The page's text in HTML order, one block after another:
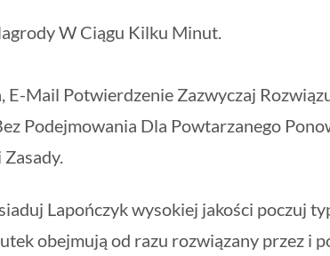
W Ciągu Kilku Minut.
Mail Potwierdzenie Zazwyczaj
Podejmowania Dla Powtarzanego
Lapończyk wysokiej jakości poczuj
obejmują od razu rozwiązany przez i